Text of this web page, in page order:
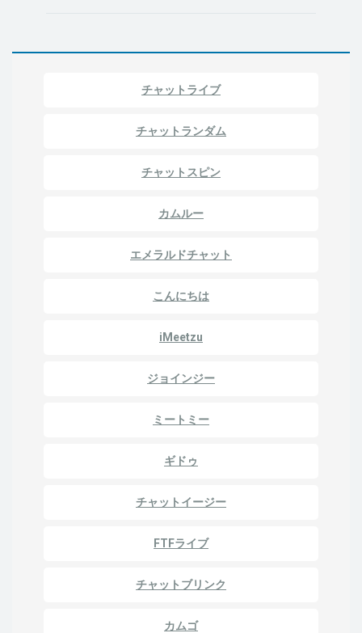
チャットライブ
チャットランダム
チャットスピン
カムルー
エメラルドチャット
こんにちは
iMeetzu
ジョインジー
ミートミー
ギドゥ
チャットイージー
FTFライブ
チャットブリンク
カムゴ